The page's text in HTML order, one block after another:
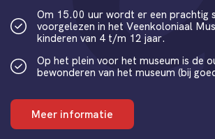
Om 15.00 uur wordt er een prachtig
voorgelezen in het Veenkoloniaal
kinderen van 4 t/m 12 jaar.
Op het plein voor het museum is de
bewonderen van het museum (bij
Meer informatie